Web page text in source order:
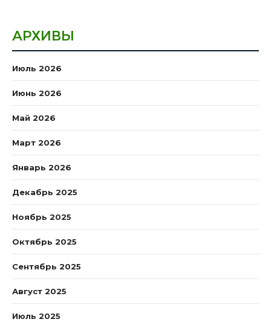
АРХИВЫ
Июль 2026
Июнь 2026
Май 2026
Март 2026
Январь 2026
Декабрь 2025
Ноябрь 2025
Октябрь 2025
Сентябрь 2025
Август 2025
Июль 2025